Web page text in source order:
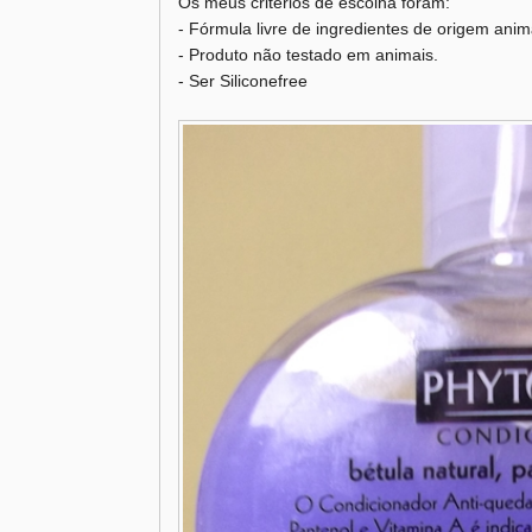
- Fórmula livre de ingredientes de origem
- Produto não testado em animais.
- Ser Siliconefree